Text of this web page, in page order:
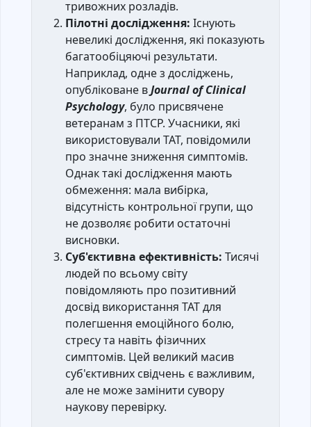
тривожних розладів.
Пілотні дослідження: Існують
невеликі дослідження, які показують
багатообіцяючі результати.
Наприклад, одне з досліджень,
опубліковане вJournal of Clinical
Psychology, було присвячене
ветеранам з ПТСР. Учасники, які
використовували ТАТ, повідомили
про значне зниження симптомів.
Однак такі дослідження мають
обмеження: мала вибірка,
відсутність контрольної групи, що
не дозволяє робити остаточні
висновки.
Суб'єктивна ефективність: Тисячі
людей по всьому світу
повідомляють про позитивний
досвід використання ТАТ для
полегшення емоційного болю,
стресу та навіть фізичних
симптомів. Цей великий масив
суб'єктивних свідчень є важливим,
але не може замінити сувору
наукову перевірку.